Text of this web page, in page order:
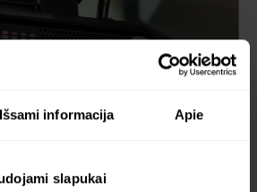
Išsami informacija Apie
slapukai